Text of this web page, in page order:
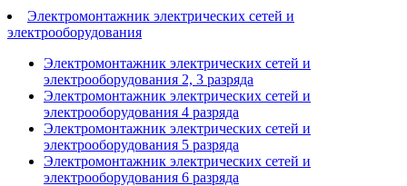
Электромонтажник электрических сетей и
электрооборудования
Электромонтажник электрических сетей и
электрооборудования 2, 3 разряда
Электромонтажник электрических сетей и
электрооборудования 4 разряда
Электромонтажник электрических сетей и
электрооборудования 5 разряда
Электромонтажник электрических сетей и
электрооборудования 6 разряда